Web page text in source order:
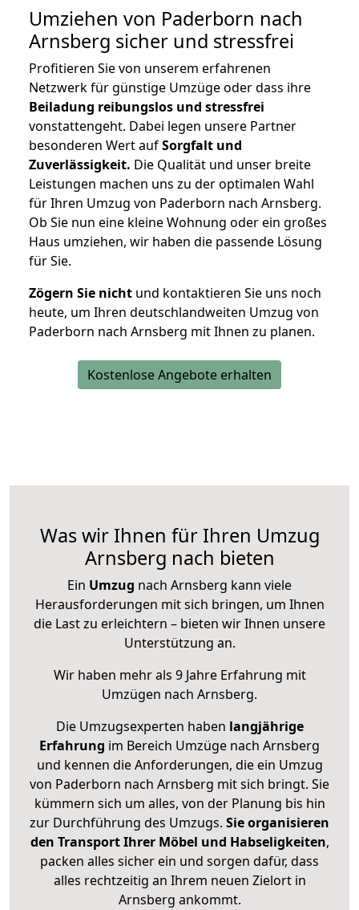
Umziehen von Paderborn nach
Arnsberg sicher und stressfrei
Profitieren Sie von unserem erfahrenen
Netzwerk für günstige Umzüge oder dass ihre
Beiladung reibungslos und stressfrei
vonstattengeht. Dabei legen unsere Partner
besonderen Wert aufSorgfalt und
Zuverlässigkeit. Die Qualität und unser breite
Leistungen machen uns zu der optimalen Wahl
für Ihren Umzug von Paderborn nach Arnsberg.
Ob Sie nun eine kleine Wohnung oder ein großes
Haus umziehen, wir haben die passende Lösung
für Sie.
Zögern Sie nicht und kontaktieren Sie uns noch
heute, um Ihren deutschlandweiten Umzug von
Paderborn nach Arnsberg mit Ihnen zu planen.
Kostenlose Angebote erhalten
Was wir Ihnen für Ihren Umzug
Arnsberg nach bieten
Ein Umzug nach Arnsberg kann viele
Herausforderungen mit sich bringen, um Ihnen
die Last zu erleichtern – bieten wir Ihnen unsere
Unterstützung an.
Wir haben mehr als 9 Jahre Erfahrung mit
Umzügen nach Arnsberg.
Die Umzugsexperten haben langjährige
Erfahrung im Bereich Umzüge nach Arnsberg
und kennen die Anforderungen, die ein Umzug
von Paderborn nach Arnsberg mit sich bringt. Sie
kümmern sich um alles, von der Planung bis hin
zur Durchführung des Umzugs. Sie organisieren
den Transport Ihrer Möbel und Habseligkeiten,
packen alles sicher ein und sorgen dafür, dass
alles rechtzeitig an Ihrem neuen Zielort in
Arnsberg ankommt.